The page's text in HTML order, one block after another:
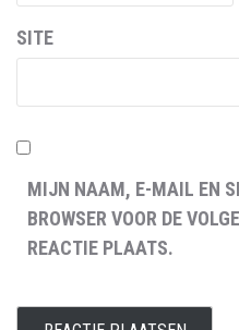
SITE
MIJN NAAM, E-MAIL EN
BROWSER VOOR DE
REACTIE PLAATS.